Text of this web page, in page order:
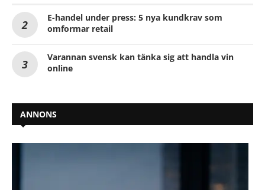
E-handel under press: 5 nya kundkrav som
omformar retail
Varannan svensk kan tänka sig att handla vin
online
ANNONS